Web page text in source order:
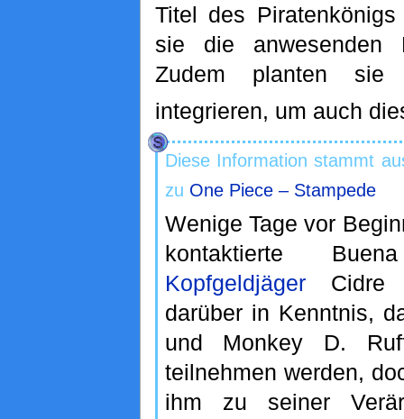
Titel des
sie die anwesenden
Zudem planten
integrieren, um auch
Diese Information stammt
zu One Piece – Stampede
Wenige Tage vor
kontaktierte
KopfgeldjägerCidre
darüber in Kenntnis,
und Monkey D.
teilnehmen werden,
ihm zu seiner